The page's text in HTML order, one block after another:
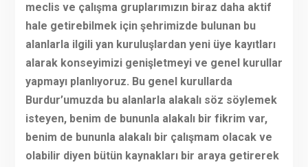
meclis ve çalışma gruplarımızın biraz daha aktif
hale getirebilmek için şehrimizde bulunan bu
alanlarla ilgili yan kuruluşlardan yeni üye kayıtları
alarak konseyimizi genişletmeyi ve genel kurullar
yapmayı planlıyoruz. Bu genel kurullarda
Burdur’umuzda bu alanlarla alakalı söz söylemek
isteyen, benim de bununla alakalı bir fikrim var,
benim de bununla alakalı bir çalışmam olacak ve
olabilir diyen bütün kaynakları bir araya getirerek